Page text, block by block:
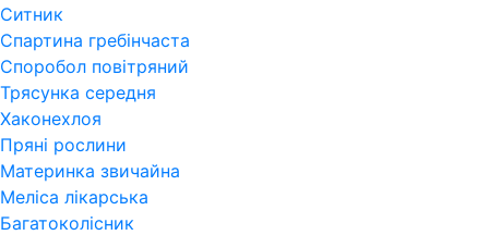
Ситник
Спартина гребінчаста
Споробол повітряний
Трясунка середня
Хаконехлоя
Пряні рослини
Материнка звичайна
Меліса лікарська
Багатоколісник